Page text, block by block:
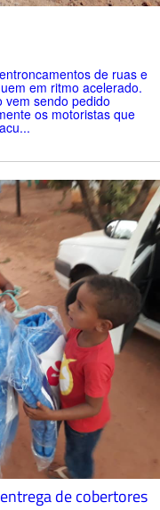
de ruas e
em ritmo acelerado.
vem sendo pedido
os motoristas que
de cobertores